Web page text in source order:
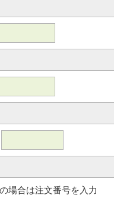
場合は注文番号を入力